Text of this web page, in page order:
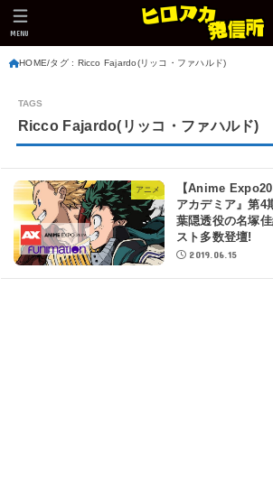
MENU
HOME タグ : Ricco Fajardo(リッコ・ファハルド)
Ricco Fajardo(リッコ・ファハルド)
アニメ
【Anime
アカデミア』第4
葉隠透役の名塚
スト多数登壇!
2019.06.15